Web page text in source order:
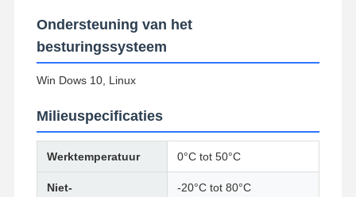
Firewall-moederbord
Ondersteuning van het
besturingssysteem
Win Dows 10, Linux
Milieuspecificaties
Werktemperatuur 0°C tot 50°C
Niet-
-20°C tot 80°C